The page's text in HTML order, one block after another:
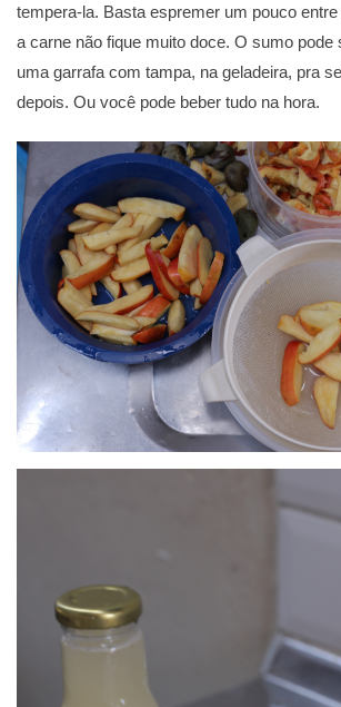
tempera-la. Basta espremer um pouco
a carne não fique muito doce. O sumo pode
uma garrafa com tampa, na geladeira, pra
depois. Ou você pode beber tudo na hora.